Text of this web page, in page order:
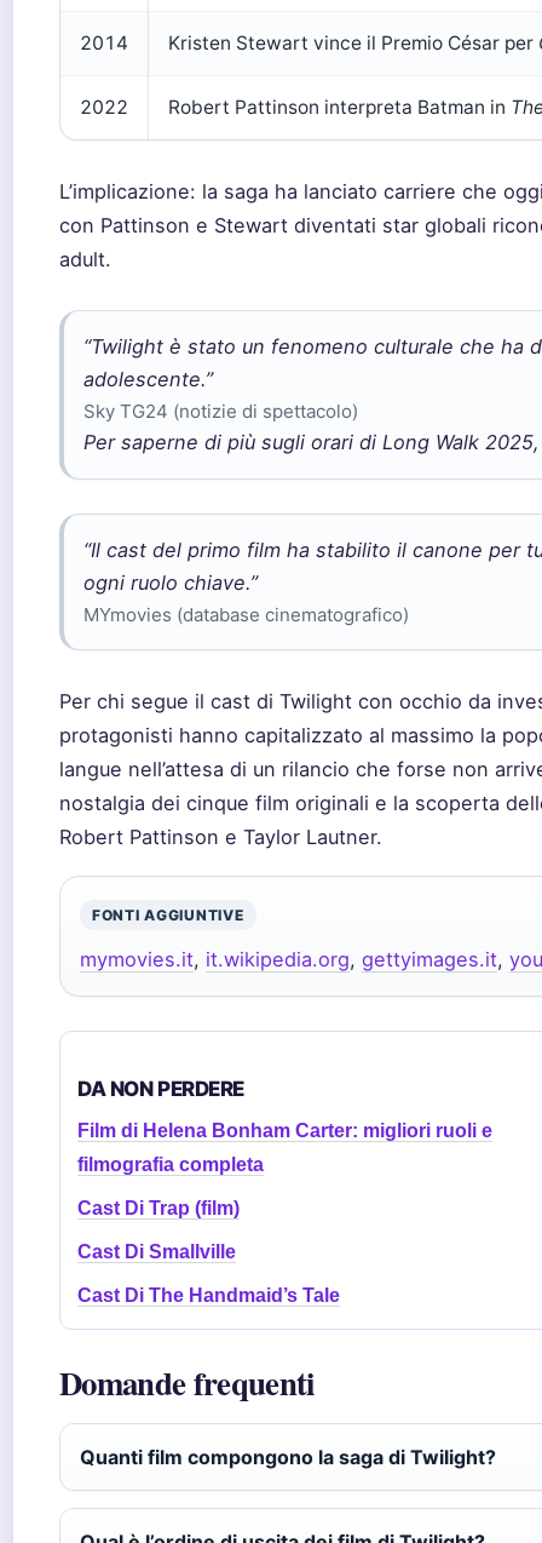
2014 Kristen Stewart vince il Premio César per
2022 Robert Pattinson interpreta Batman in
L’implicazione: la saga ha lanciato carriere che
con Pattinson e Stewart diventati star globali
adult.
“Twilight è stato un fenomeno culturale che ha
adolescente.”
Sky TG24 (notizie di spettacolo)
Per saperne di più sugli orari di Long Walk
“Il cast del primo film ha stabilito il canone per
ogni ruolo chiave.”
MYmovies (database cinematografico)
Per chi segue il cast di Twilight con occhio da
protagonisti hanno capitalizzato al massimo la
langue nell’attesa di un rilancio che forse non
nostalgia dei cinque film originali e la scoperta
Robert Pattinson e Taylor Lautner.
FONTI AGGIUNTIVE
mymovies.it, it.wikipedia.org, gettyimages.it,
DA NON PERDERE
Film di Helena Bonham Carter: migliori ruoli e
filmografia completa
Cast Di Trap (film)
Cast Di Smallville
Cast Di The Handmaid’s Tale
Domande frequenti
Quanti film compongono la saga di Twilight?